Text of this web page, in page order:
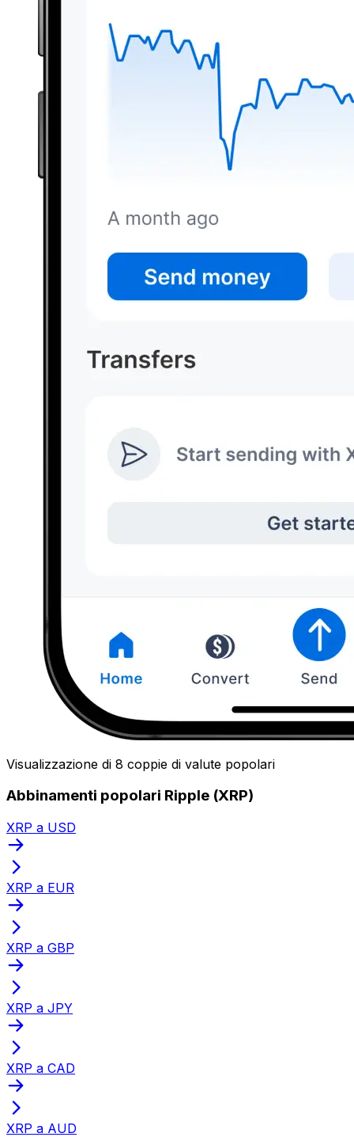
Visualizzazione di 8 coppie di valute popolari
Abbinamenti popolari Ripple (XRP)
XRP a USD
XRP a EUR
XRP a GBP
XRP a JPY
XRP a CAD
XRP a AUD